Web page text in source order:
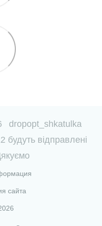
dropopt_shkatulka
будуть відправлені
сайта